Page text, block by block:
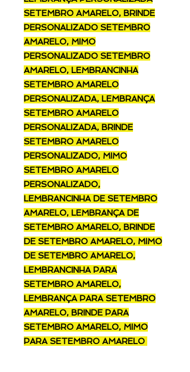
SETEMBRO AMARELO, BRINDE
PERSONALIZADO SETEMBRO
AMARELO, MIMO
PERSONALIZADO SETEMBRO
AMARELO, LEMBRANCINHA
SETEMBRO AMARELO
PERSONALIZADA, LEMBRANÇA
SETEMBRO AMARELO
PERSONALIZADA, BRINDE
SETEMBRO AMARELO
PERSONALIZADO, MIMO
SETEMBRO AMARELO
PERSONALIZADO,
LEMBRANCINHA DE SETEMBRO
AMARELO, LEMBRANÇA DE
SETEMBRO AMARELO, BRINDE
DE SETEMBRO AMARELO, MIMO
DE SETEMBRO AMARELO,
LEMBRANCINHA PARA
SETEMBRO AMARELO,
LEMBRANÇA PARA SETEMBRO
AMARELO, BRINDE PARA
SETEMBRO AMARELO, MIMO
PARA SETEMBRO AMARELO